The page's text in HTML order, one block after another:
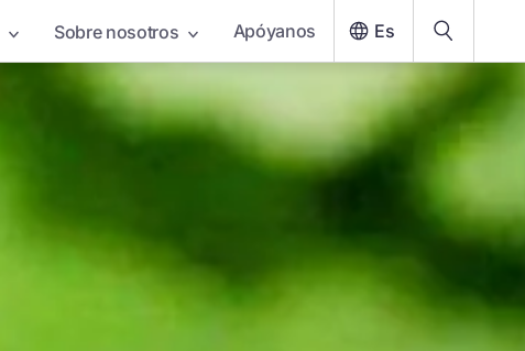
Sobre nosotros Apóyanos Es